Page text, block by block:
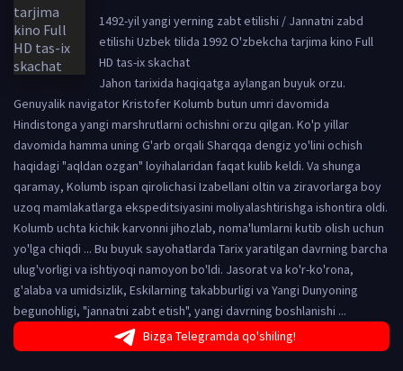
1492-yil yangi yerning zabt etilishi / Jannatni zabd
etilishi Uzbek tilida 1992 O'zbekcha tarjima kino Full
HD tas-ix skachat
Jahon tarixida haqiqatga aylangan buyuk orzu.
Genuyalik navigator Kristofer Kolumb butun umri davomida
Hindistonga yangi marshrutlarni ochishni orzu qilgan. Ko'p yillar
davomida hamma uning G'arb orqali Sharqqa dengiz yo'lini ochish
haqidagi "aqldan ozgan" loyihalaridan faqat kulib keldi. Va shunga
qaramay, Kolumb ispan qirolichasi Izabellani oltin va ziravorlarga boy
uzoq mamlakatlarga ekspeditsiyasini moliyalashtirishga ishontira oldi.
Kolumb uchta kichik karvonni jihozlab, noma'lumlarni kutib olish uchun
yo'lga chiqdi ... Bu buyuk sayohatlarda Tarix yaratilgan davrning barcha
ulug'vorligi va ishtiyoqi namoyon bo'ldi. Jasorat va ko'r-ko'rona,
g'alaba va umidsizlik, Eskilarning takabburligi va Yangi Dunyoning
begunohligi, "jannatni zabt etish", yangi davrning boshlanishi ...
Bizga Telegramda qo'shiling!